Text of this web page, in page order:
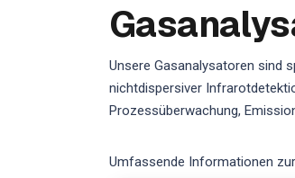
Unsere Gasanalysatoren sind
nichtdispersiver
Prozessüberwachung,
Umfassende Informationen